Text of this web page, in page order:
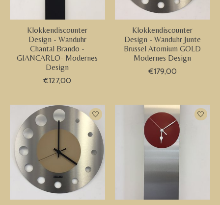
Klokkendiscounter
Design - Wanduhr
Chantal Brando -
GIANCARLO- Modernes
Design
€127,00
Klokkendiscounter
Design - Wanduhr Junte
Brussel Atomium GOLD
Modernes Design
€179,00